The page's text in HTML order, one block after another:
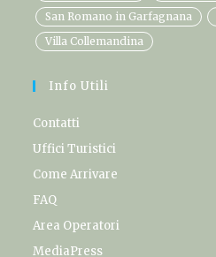
San Romano in Garfagnana
Villa Collemandina
Info Utili
Contatti
Uffici Turistici
Come Arrivare
FAQ
Area Operatori
MediaPress